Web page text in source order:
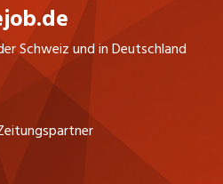
Schweiz und in Deutschland